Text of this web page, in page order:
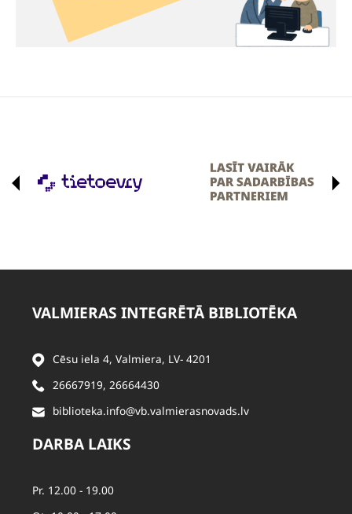
VALMIERAS INTEGRĒTĀ BIBLIOTĒKA
Cēsu iela 4, Valmiera, LV- 4201
26667919, 26664430
biblioteka.info@vb.valmierasnovads.lv
DARBA LAIKS
Pr. 12.00 - 19.00